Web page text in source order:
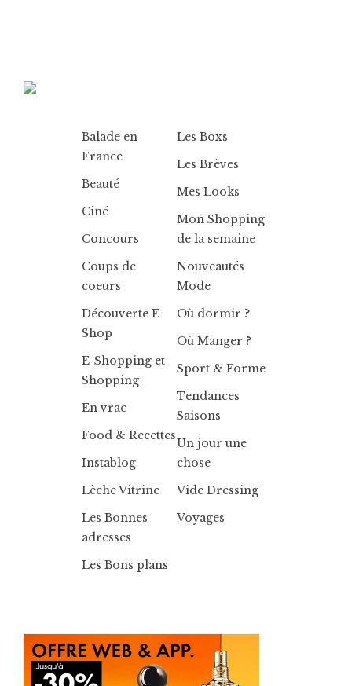
Balade en
France
Beauté
Ciné
Concours
Coups de
coeurs
Découverte E-
Shop
E-Shopping et
Shopping
En vrac
Food & Recettes
Instablog
Lèche Vitrine
Les Bonnes
adresses
Les Bons plans
Les Boxs
Les Brèves
Mes Looks
Mon Shopping
de la semaine
Nouveautés
Mode
Où dormir ?
Où Manger ?
Sport & Forme
Tendances
Saisons
Un jour une
chose
Vide Dressing
Voyages